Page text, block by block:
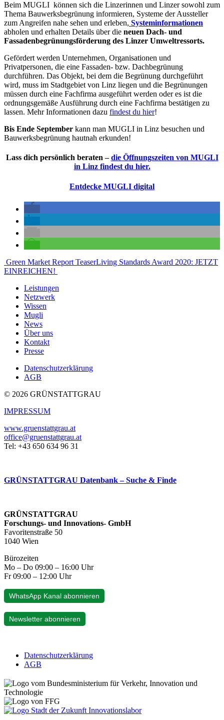
Beim MUGLI können sich die Linzerinnen und Linzer sowohl zum
Thema Bauwerksbegrünung informieren, Systeme der Aussteller
zum Angreifen nahe sehen und erleben, Systeminformationen
abholen und erhalten Details über die neuen Dach- und
Fassadenbegrünungsförderung des Linzer Umweltressorts.
Gefördert werden Unternehmen, Organisationen und
Privatpersonen, die eine Fassaden- bzw. Dachbegrünung
durchführen. Das Objekt, bei dem die Begrünung durchgeführt
wird, muss im Stadtgebiet von Linz liegen und die Begrünungen
müssen durch eine Fachfirma ausgeführt werden oder es ist die
ordnungsgemäße Ausführung durch eine Fachfirma bestätigen zu
lassen. Mehr Informationen dazu findest du hier!
Bis Ende September kann man MUGLI in Linz besuchen und
Bauwerksbegrünung hautnah erkunden!
Lass dich persönlich beraten –die Öffnungszeiten von MUGLI
in Linz findest du hier.
Entdecke MUGLI digital
Beitragsnavigation
Green Market Report TeaserLiving Standards Award 2020: JETZT
EINREICHEN!
Leistungen
Netzwerk
Wissen
Mugli
News
Über uns
Kontakt
Presse
Datenschutzerklärung
AGB
© 2026 GRÜNSTATTGRAU
IMPRESSUM
www.gruenstattgrau.at
office@gruenstattgrau.at
Tel: +43 650 634 96 31
GRÜNSTATTGRAU Datenbank – Suche & Finde
GRÜNSTATTGRAU
Forschungs- und Innovations- GmbH
Favoritenstraße 50
1040 Wien
Bürozeiten
Mo – Do 09:00 – 16:00 Uhr
Fr 09:00 – 12:00 Uhr
WhatsApp Kanal abonnieren
Newsletter abonnieren
Datenschutzerklärung
AGB